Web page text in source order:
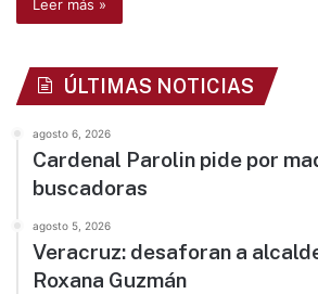
Leer más »
ÚLTIMAS NOTICIAS
agosto 6, 2026
Cardenal Parolin pide por
buscadoras
agosto 5, 2026
Veracruz: desaforan a
Roxana Guzmán